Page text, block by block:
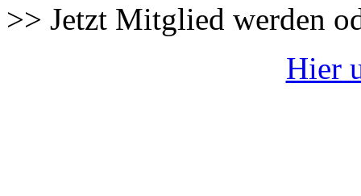
>> Jetzt Mitglied werden
Hier